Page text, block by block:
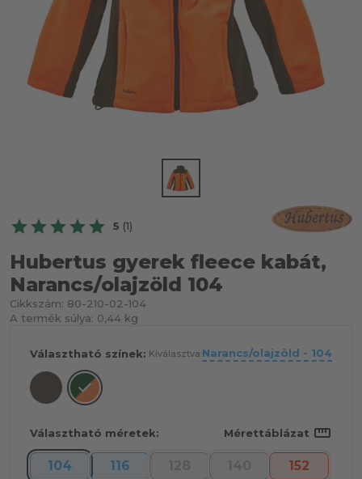
5 (1)
Hubertus gyerek fleece kabát,
Narancs/olajzöld 104
Cikkszám: 80-210-02-104
A termék súlya: 0,44 kg
Választható színek: Kiválasztva:Narancs/olajzöld - 104
Választható méretek: Mérettáblázat straighten
104 116
152